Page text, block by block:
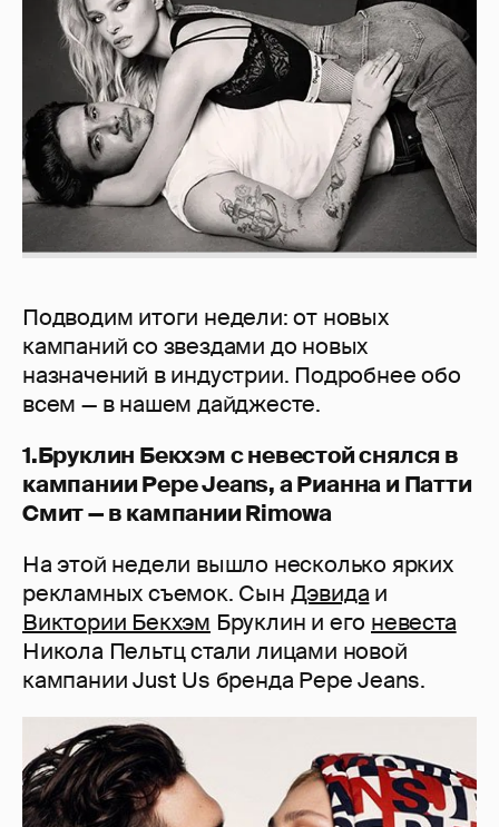
Подводим итоги недели: от новых
кампаний со звездами до новых
назначений в индустрии. Подробнее обо
всем — в нашем дайджесте.
1.Бруклин Бекхэм с невестой снялся в
кампании Pepe Jeans, а Рианна и Патти
Смит — в кампании Rimowa
На этой недели вышло несколько ярких
рекламных съемок. Сын Дэвида и
Виктории Бекхэм Бруклин и его невеста
Никола Пельтц стали лицами новой
кампании Just Us бренда Pepe Jeans.